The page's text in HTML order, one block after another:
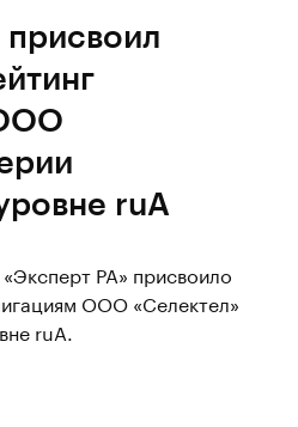
присвоил
ruA
РА» присвоило
ООО «Селектел»
ruA.